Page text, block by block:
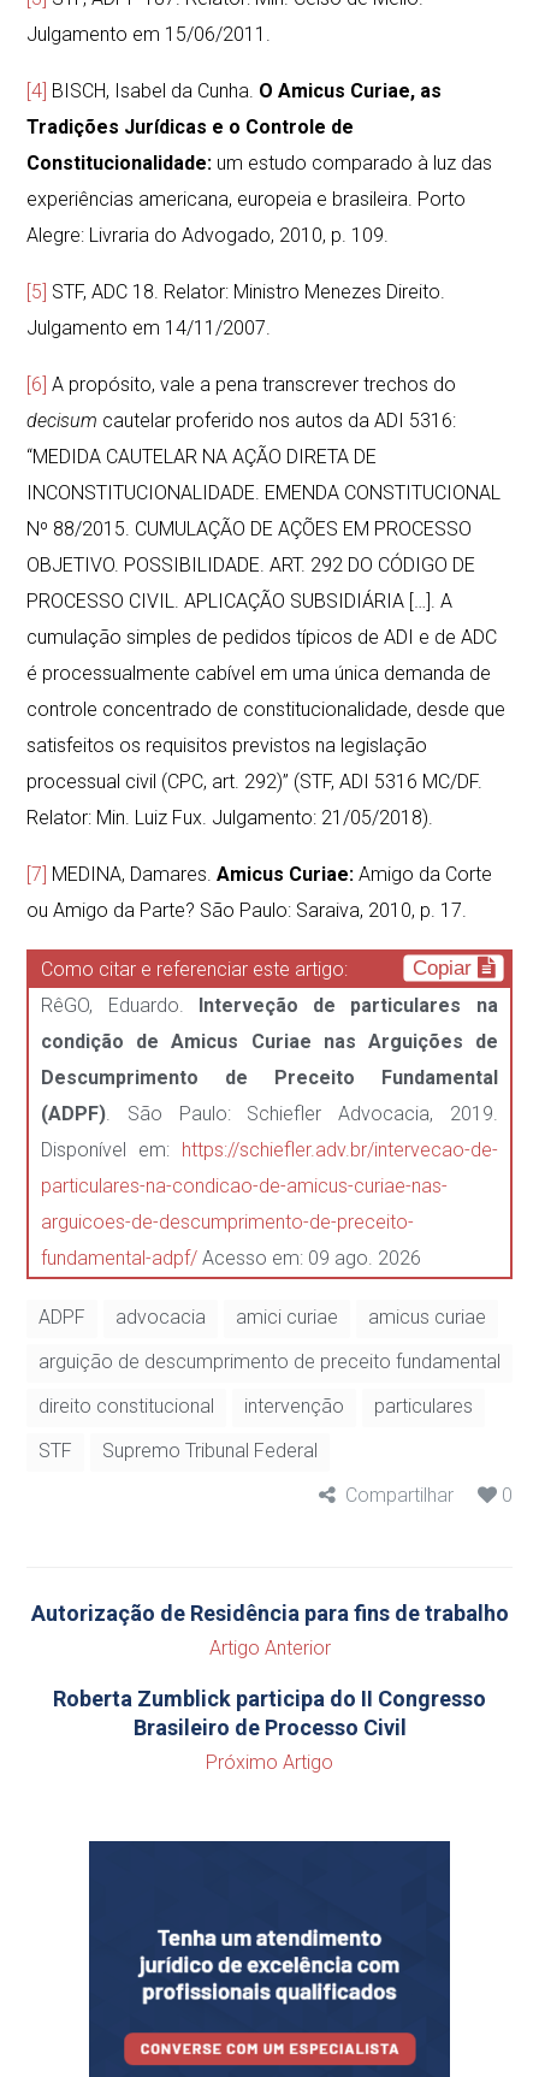
Julgamento em 15/06/2011.
[4] BISCH, Isabel da Cunha. O Amicus Curiae, as
Tradições Jurídicas e o Controle de
Constitucionalidade: um estudo comparado à luz das
experiências americana, europeia e brasileira. Porto
Alegre: Livraria do Advogado, 2010, p. 109.
[5] STF, ADC 18. Relator: Ministro Menezes Direito.
Julgamento em 14/11/2007.
[6] A propósito, vale a pena transcrever trechos do
decisum cautelar proferido nos autos da ADI 5316:
“MEDIDA CAUTELAR NA AÇÃO DIRETA DE
INCONSTITUCIONALIDADE. EMENDA CONSTITUCIONAL
Nº 88/2015. CUMULAÇÃO DE AÇÕES EM PROCESSO
OBJETIVO. POSSIBILIDADE. ART. 292 DO CÓDIGO DE
PROCESSO CIVIL. APLICAÇÃO SUBSIDIÁRIA […]. A
cumulação simples de pedidos típicos de ADI e de ADC
é processualmente cabível em uma única demanda de
controle concentrado de constitucionalidade, desde que
satisfeitos os requisitos previstos na legislação
processual civil (CPC, art. 292)” (STF, ADI 5316 MC/DF.
Relator: Min. Luiz Fux. Julgamento: 21/05/2018).
[7] MEDINA, Damares.Amicus Curiae: Amigo da Corte
ou Amigo da Parte? São Paulo: Saraiva, 2010, p. 17.
Como citar e referenciar este artigo: Copiar
RêGO, Eduardo. Interveção de particulares na
condição de Amicus Curiae nas Arguições de
Descumprimento de Preceito Fundamental
(ADPF). São Paulo: Schiefler Advocacia, 2019.
Disponível em: https://schiefler.adv.br/intervecao-de-
particulares-na-condicao-de-amicus-curiae-nas-
arguicoes-de-descumprimento-de-preceito-
fundamental-adpf/ Acesso em: 09 ago. 2026
ADPF advocacia amici curiae
amicus curiae
arguição de descumprimento de preceito fundamental
direito constitucional
intervenção
particulares
STF
Supremo Tribunal Federal
Compartilhar
0
Autorização de Residência para fins de trabalho
Artigo Anterior
Roberta Zumblick participa do II Congresso
Brasileiro de Processo Civil
Próximo Artigo